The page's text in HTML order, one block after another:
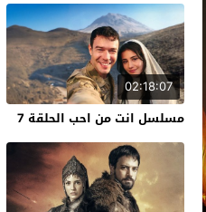
02:18:07
مسلسل انت من احب الحلقة 7